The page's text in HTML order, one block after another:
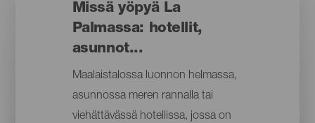
Missä yöpyä La
Palmassa: hotellit,
asunnot...
Maalaistalossa luonnon helmassa,
asunnossa meren rannalla tai
viehättävässä hotellissa, jossa on